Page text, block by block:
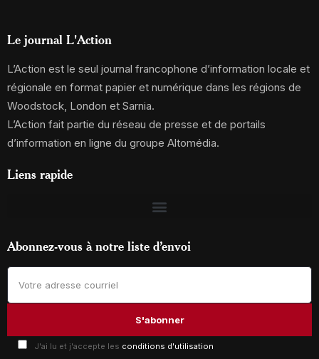
Le journal L'Action
L’Action est le seul journal francophone d’information locale et
régionale en format papier et numérique dans les régions de
Woodstock, London et Sarnia.
L’Action fait partie du réseau de presse et de portails
d’information en ligne du groupe Altomédia.
Liens rapide
Abonnez-vous à notre liste d’envoi
J'ai lu et j'accepte les conditions d'utilisation